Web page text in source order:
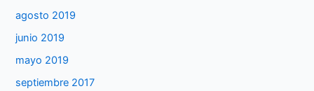
agosto 2019
junio 2019
mayo 2019
septiembre 2017